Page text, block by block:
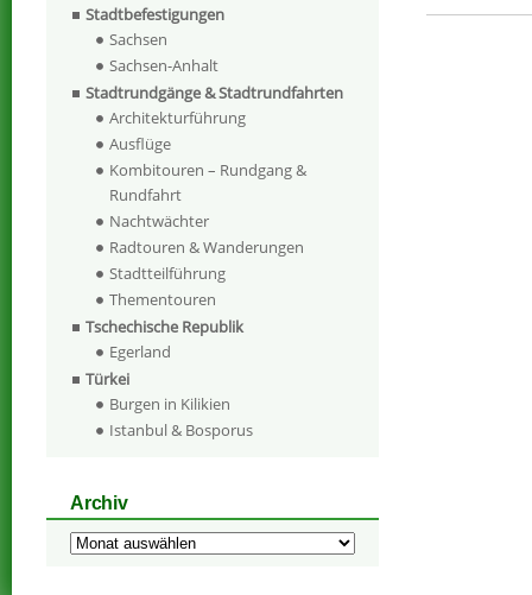
Stadtbefestigungen
Sachsen
Sachsen-Anhalt
Stadtrundgänge & Stadtrundfahrten
Architekturführung
Ausflüge
Kombitouren – Rundgang &
Rundfahrt
Nachtwächter
Radtouren & Wanderungen
Stadtteilführung
Thementouren
Tschechische Republik
Egerland
Türkei
Burgen in Kilikien
Istanbul & Bosporus
Archiv
Archiv